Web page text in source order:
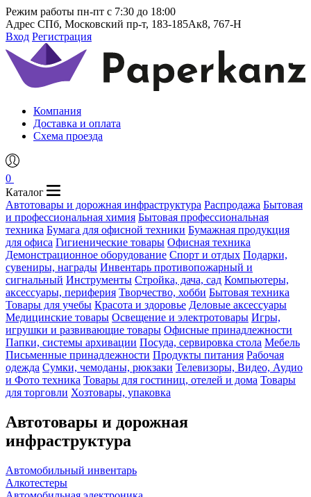
Режим работы пн-пт с 7:30 до 18:00
Адрес СПб, Московский пр-т, 183-185Ак8, 767-Н
Вход Регистрация
Компания
Доставка и оплата
Схема проезда
0
Каталог
Автотовары и дорожная инфраструктура Распродажа Бытовая
и профессиональная химия Бытовая профессиональная
техника Бумага для офисной техники Бумажная продукция
для офиса Гигиенические товары Офисная техника
Демонстрационное оборудование Спорт и отдых Подарки,
сувениры, награды Инвентарь противопожарный и
сигнальный Инструменты Стройка, дача, сад Компьютеры,
аксессуары, периферия Творчество, хобби Бытовая техника
Товары для учебы Красота и здоровье Деловые аксессуары
Медицинские товары Освещение и электротовары Игры,
игрушки и развивающие товары Офисные принадлежности
Папки, системы архивации Посуда, сервировка стола Мебель
Письменные принадлежности Продукты питания Рабочая
одежда Сумки, чемоданы, рюкзаки Телевизоры, Видео, Аудио
и Фото техника Товары для гостиниц, отелей и дома Товары
для торговли Хозтовары, упаковка
Автотовары и дорожная
инфраструктура
Автомобильный инвентарь
Алкотестеры